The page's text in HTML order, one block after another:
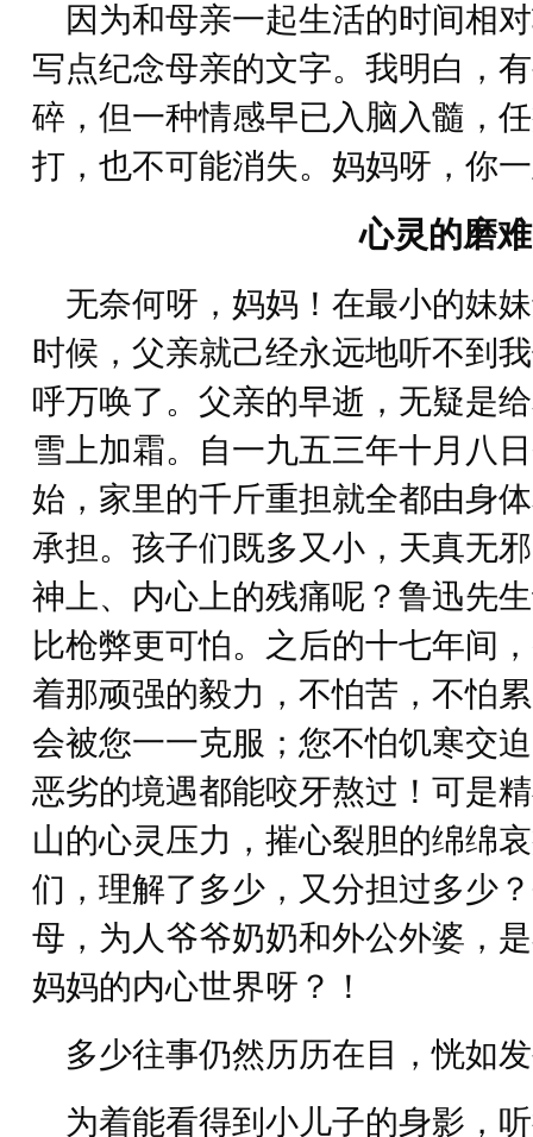
因为和母亲一起生活的时间相
写点纪念母亲的文字。我明白，
碎，但一种情感早已入脑入髓，
打，也不可能消失。妈妈呀，你
心灵的磨难
无奈何呀，妈妈！在最小的妹
时候，父亲就己经永远地听不到
呼万唤了。父亲的早逝，无疑是
雪上加霜。自一九五三年十月八
始，家里的千斤重担就全都由身
承担。孩子们既多又小，天真无
神上、内心上的残痛呢？鲁迅先
比枪弊更可怕。之后的十七年间
着那顽强的毅力，不怕苦，不怕
会被您一一克服；您不怕饥寒交
恶劣的境遇都能咬牙熬过！可是
山的心灵压力，摧心裂胆的绵绵
们，理解了多少，又分担过多少
母，为人爷爷奶奶和外公外婆，
妈妈的内心世界呀？！
多少往事仍然历历在目，恍如
为着能看得到小儿子的身影，